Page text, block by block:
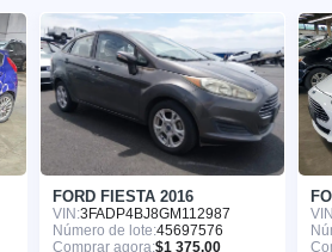
FORD FIESTA 2016
VIN:3FADP4BJ8GM112987
Número de lote:45697576
Comprar agora:$1 375.00